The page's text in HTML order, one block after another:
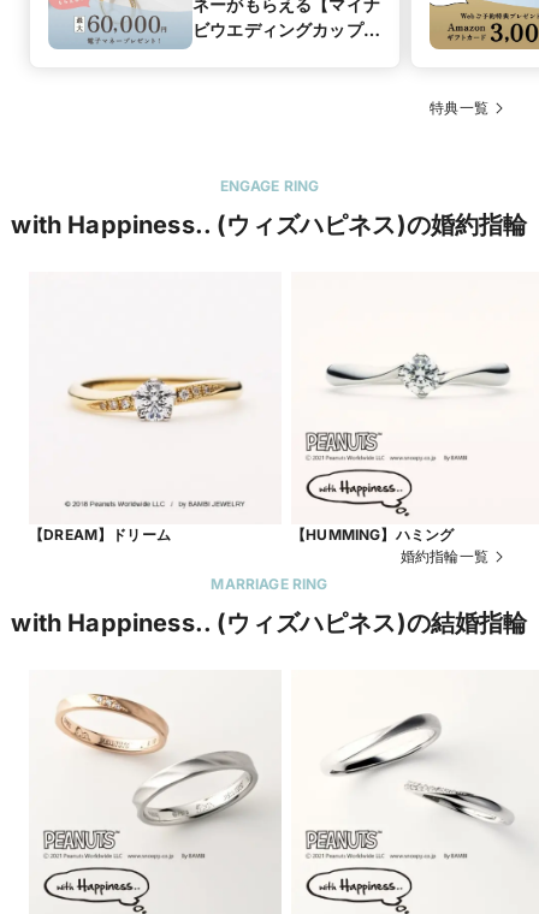
ネーがもらえる【マイナ
ビウエディングカップル
特典一覧
ENGAGE RING
with Happiness.. (ウィズハピネス)の婚約指輪
【DREAM】ドリーム
【HUMMING】ハミング
婚約指輪一覧
MARRIAGE RING
with Happiness.. (ウィズハピネス)の結婚指輪